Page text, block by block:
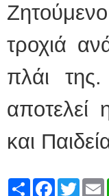
τροχιά
πλάι
και
ShareFacebook